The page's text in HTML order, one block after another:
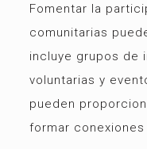
Fomentar la
comunitarias
incluye grupos de
voluntarias y
pueden
formar